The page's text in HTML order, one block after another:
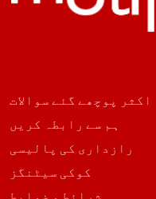
اکثر پوچھے گئے سوالات
ہم سے رابطہ کریں
رازداری کی پالیسی
کوکی سیٹنگز
شرائط و ضوابط